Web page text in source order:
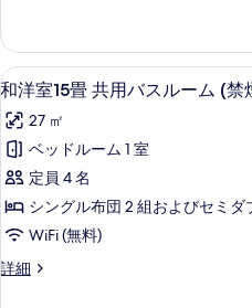
ー
ム
(禁
煙)
の
す
べ
て
の
共
用
バ
ル
ー
ム
(禁
煙)
の
詳
細
和
洋
室
15
畳
共
用
バ
7
和洋室15畳 共用バスルーム (禁
27 ㎡
ベッドルーム 1 室
定員 4 名
シングル布団 2 組およびセミダ
WiFi (無料)
詳細
和